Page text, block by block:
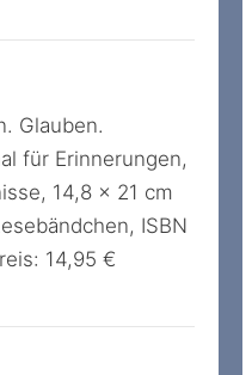
Glauben.
für Erinnerungen,
14,8 x 21 cm
ISBN
14,95 €